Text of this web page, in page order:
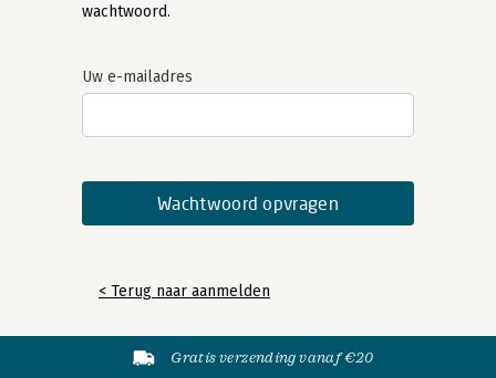
wachtwoord.
Uw e-mailadres
< Terug naar aanmelden
Gratis verzending vanaf €20